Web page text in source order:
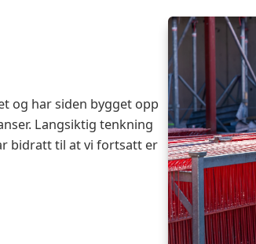
og har siden bygget opp
Langsiktig tenkning
bidratt til at vi fortsatt er